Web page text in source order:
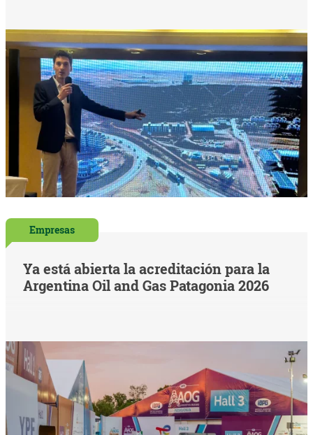
Empresas
Ya está abierta la acreditación para la
Argentina Oil and Gas Patagonia 2026